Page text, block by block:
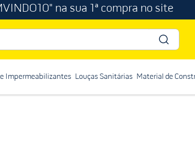
na sua 1ª compra no site
e Impermeabilizantes Louças Sanitárias Material de